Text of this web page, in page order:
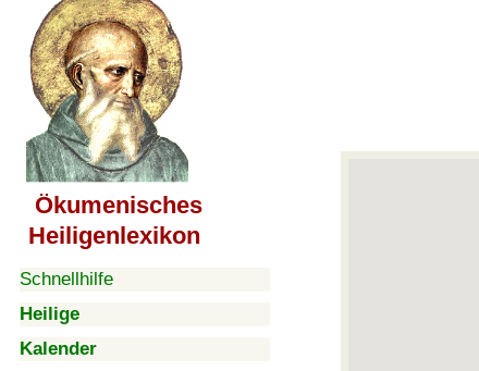
Ökumenisches
Heiligenlexikon
Schnellhilfe
Heilige
Kalender